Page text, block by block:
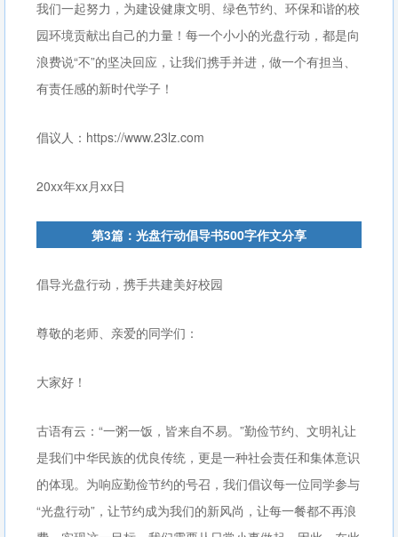
我们一起努力，为建设健康文明、绿色节约、环保和谐的校
园环境贡献出自己的力量！每一个小小的光盘行动，都是向
浪费说“不”的坚决回应，让我们携手并进，做一个有担当、
有责任感的新时代学子！
倡议人：https://www.23lz.com
20xx年xx月xx日
第3篇：光盘行动倡导书500字作文分享
倡导光盘行动，携手共建美好校园
尊敬的老师、亲爱的同学们：
大家好！
古语有云：“一粥一饭，皆来自不易。”勤俭节约、文明礼让
是我们中华民族的优良传统，更是一种社会责任和集体意识
的体现。为响应勤俭节约的号召，我们倡议每一位同学参与
“光盘行动”，让节约成为我们的新风尚，让每一餐都不再浪